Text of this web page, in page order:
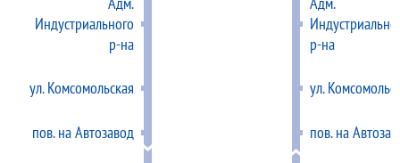
Индустриального
р-на
ул. Комсомольская
пов. на Автозавод
р-на
ул.
пов. на